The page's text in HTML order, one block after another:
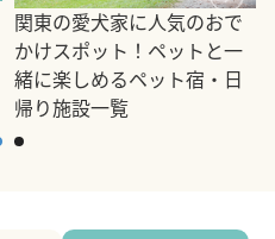
関東の愛犬家に人気のおで
かけスポット！ペットと一
緒に楽しめるペット宿・日
帰り施設一覧